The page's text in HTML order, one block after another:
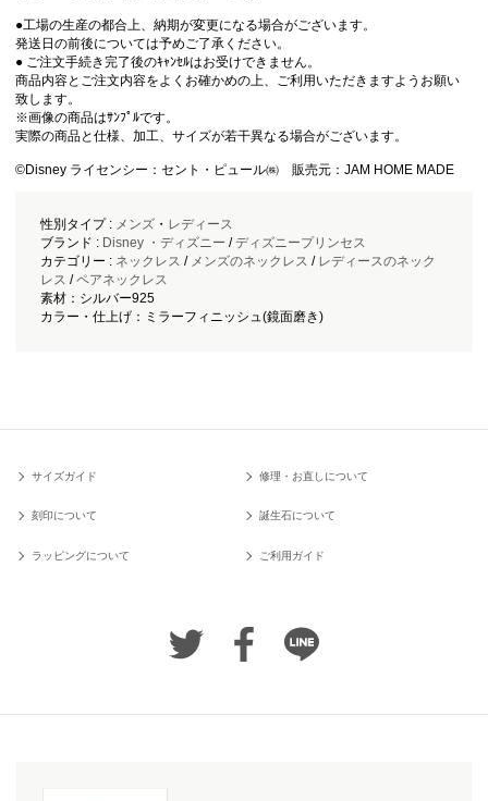
●工場の生産の都合上、納期が変更になる場合がございます。
発送日の前後については予めご了承ください。
● ご注文手続き完了後のｷｬﾝｾﾙはお受けできません。
商品内容とご注文内容をよくお確かめの上、ご利用いただきますようお願い
致します。
※画像の商品はｻﾝﾌﾟﾙです。
実際の商品と仕様、加工、サイズが若干異なる場合がございます。
©Disney ライセンシー：セント・ピュール㈱ 販売元：JAM HOME MADE
性別タイプ : メンズ・ レディース
ブランド : Disney ・ディズニー /ディズニープリンセス
カテゴリー : ネックレス / メンズのネックレス / レディースのネック
レス /ペアネックレス
素材：シルバー925
カラー・仕上げ：ミラーフィニッシュ(鏡面磨き)
サイズガイド 修理・お直しについて
刻印について 誕生石について
ラッピングについて ご利用ガイド